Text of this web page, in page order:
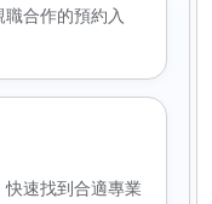
合作的預約入
速找到合適專業